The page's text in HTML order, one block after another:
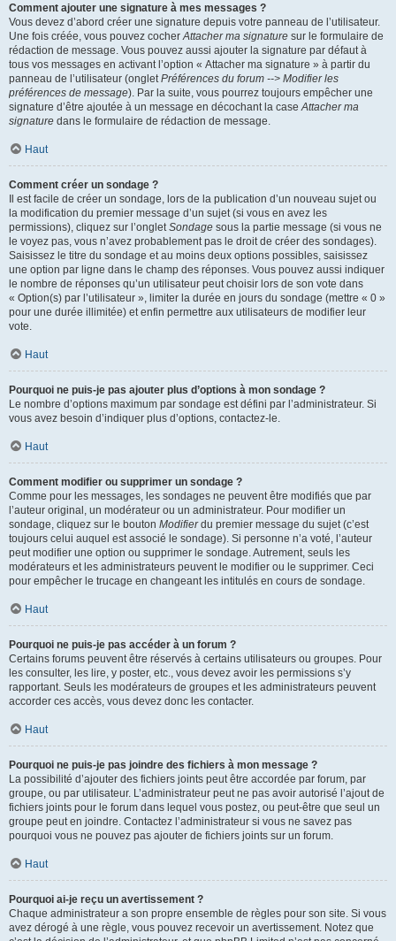
Comment ajouter une signature à mes messages ?
Vous devez d’abord créer une signature depuis votre panneau de l’utilisateur.
Une fois créée, vous pouvez cocherAttacher ma signature sur le formulaire de
rédaction de message. Vous pouvez aussi ajouter la signature par défaut à
tous vos messages en activant l’option « Attacher ma signature » à partir du
panneau de l’utilisateur (ongletPréférences du forum --> Modifier les
préférences de message). Par la suite, vous pourrez toujours empêcher une
signature d’être ajoutée à un message en décochant la caseAttacher ma
signature dans le formulaire de rédaction de message.
Haut
Comment créer un sondage ?
Il est facile de créer un sondage, lors de la publication d’un nouveau sujet ou
la modification du premier message d’un sujet (si vous en avez les
permissions), cliquez sur l’ongletSondage sous la partie message (si vous ne
le voyez pas, vous n’avez probablement pas le droit de créer des sondages).
Saisissez le titre du sondage et au moins deux options possibles, saisissez
une option par ligne dans le champ des réponses. Vous pouvez aussi indiquer
le nombre de réponses qu’un utilisateur peut choisir lors de son vote dans
« Option(s) par l’utilisateur », limiter la durée en jours du sondage (mettre « 0 »
pour une durée illimitée) et enfin permettre aux utilisateurs de modifier leur
vote.
Haut
Pourquoi ne puis-je pas ajouter plus d’options à mon sondage ?
Le nombre d’options maximum par sondage est défini par l’administrateur. Si
vous avez besoin d’indiquer plus d’options, contactez-le.
Haut
Comment modifier ou supprimer un sondage ?
Comme pour les messages, les sondages ne peuvent être modifiés que par
l’auteur original, un modérateur ou un administrateur. Pour modifier un
sondage, cliquez sur le bouton Modifierdu premier message du sujet (c’est
toujours celui auquel est associé le sondage). Si personne n’a voté, l’auteur
peut modifier une option ou supprimer le sondage. Autrement, seuls les
modérateurs et les administrateurs peuvent le modifier ou le supprimer. Ceci
pour empêcher le trucage en changeant les intitulés en cours de sondage.
Haut
Pourquoi ne puis-je pas accéder à un forum ?
Certains forums peuvent être réservés à certains utilisateurs ou groupes. Pour
les consulter, les lire, y poster, etc., vous devez avoir les permissions s’y
rapportant. Seuls les modérateurs de groupes et les administrateurs peuvent
accorder ces accès, vous devez donc les contacter.
Haut
Pourquoi ne puis-je pas joindre des fichiers à mon message ?
La possibilité d’ajouter des fichiers joints peut être accordée par forum, par
groupe, ou par utilisateur. L’administrateur peut ne pas avoir autorisé l’ajout de
fichiers joints pour le forum dans lequel vous postez, ou peut-être que seul un
groupe peut en joindre. Contactez l’administrateur si vous ne savez pas
pourquoi vous ne pouvez pas ajouter de fichiers joints sur un forum.
Haut
Pourquoi ai-je reçu un avertissement ?
Chaque administrateur a son propre ensemble de règles pour son site. Si vous
avez dérogé à une règle, vous pouvez recevoir un avertissement. Notez que